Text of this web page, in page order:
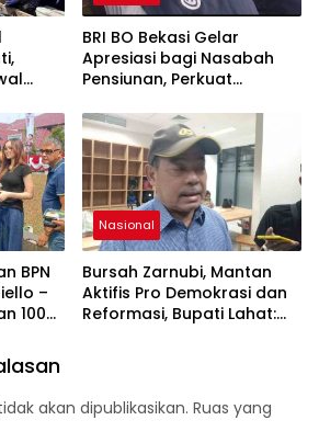
BRI BO Bekasi Gelar
Apresiasi bagi Nasabah
Pensiunan, Perkuat
BPN
–
100
Nasional
Bursah Zarnubi, Mantan
Aktifis Pro Demokrasi dan
Reformasi, Bupati Lahat:
Demokrasi, Keadilan, dan
Nilai-nilai Kemanusiaan
akan dipublikasikan. Ruas yang